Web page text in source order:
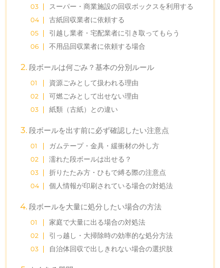
スーパー・商業施設の回収ボックスを利用する
古紙回収業者に依頼する
引越し業者・宅配業者に引き取ってもらう
不用品回収業者に依頼する場合
段ボールは何ごみ？基本の分別ルール
資源ごみとして扱われる理由
可燃ごみとして出せない理由
紙類（古紙）との違い
段ボールを出す前に必ず確認したい注意点
ガムテープ・金具・緩衝材の外し方
濡れた段ボールは出せる？
折りたたみ方・ひもで縛る際の注意点
個人情報が印刷されている場合の対処法
段ボールを大量に処分したい場合の方法
家庭で大量に出る場合の対処法
引っ越し・大掃除時の効率的な処分方法
自治体回収で出しきれない場合の選択肢